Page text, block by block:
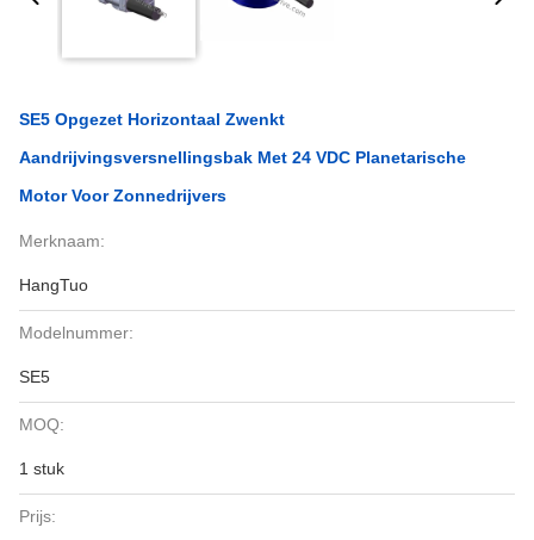
SE5 Opgezet Horizontaal Zwenkt
Aandrijvingsversnellingsbak Met 24 VDC Planetarische
Motor Voor Zonnedrijvers
Merknaam:
HangTuo
Modelnummer:
SE5
MOQ:
1 stuk
Prijs: